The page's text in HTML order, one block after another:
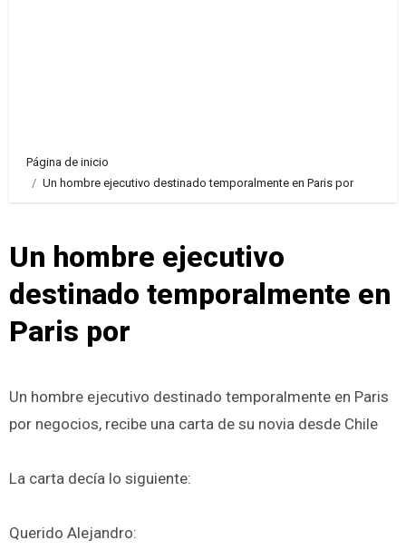
Página de inicio
Un hombre ejecutivo destinado temporalmente en Paris por
Un hombre ejecutivo
destinado temporalmente en
Paris por
Un hombre ejecutivo destinado temporalmente en Paris
por negocios, recibe una carta de su novia desde Chile
La carta decía lo siguiente:
Querido Alejandro: